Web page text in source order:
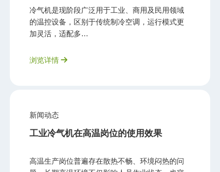
冷气机是现阶段广泛用于工业、商用及民用领域
的温控设备，区别于传统制冷空调，运行模式更
加灵活，适配多…
浏览详情
新闻动态
工业冷气机在高温岗位的使用效果
高温生产岗位普遍存在散热不畅、环境闷热的问